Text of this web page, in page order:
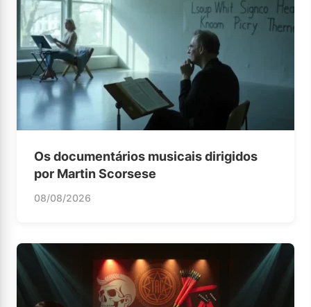
Os documentários musicais dirigidos
por Martin Scorsese
08/08/2026